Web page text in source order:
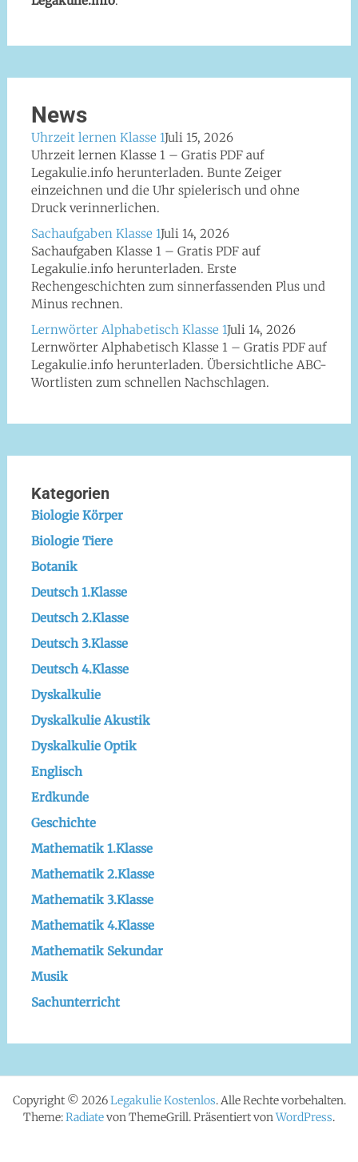
News
Uhrzeit lernen Klasse 1Juli 15, 2026
Uhrzeit lernen Klasse 1 – Gratis PDF auf
Legakulie.info herunterladen. Bunte Zeiger
einzeichnen und die Uhr spielerisch und ohne
Druck verinnerlichen.
Sachaufgaben Klasse 1Juli 14, 2026
Sachaufgaben Klasse 1 – Gratis PDF auf
Legakulie.info herunterladen. Erste
Rechengeschichten zum sinnerfassenden Plus und
Minus rechnen.
Lernwörter Alphabetisch Klasse 1Juli 14, 2026
Lernwörter Alphabetisch Klasse 1 – Gratis PDF auf
Legakulie.info herunterladen. Übersichtliche ABC-
Wortlisten zum schnellen Nachschlagen.
Kategorien
Biologie Körper
Biologie Tiere
Botanik
Deutsch 1.Klasse
Deutsch 2.Klasse
Deutsch 3.Klasse
Deutsch 4.Klasse
Dyskalkulie
Dyskalkulie Akustik
Dyskalkulie Optik
Englisch
Erdkunde
Geschichte
Mathematik 1.Klasse
Mathematik 2.Klasse
Mathematik 3.Klasse
Mathematik 4.Klasse
Mathematik Sekundar
Musik
Sachunterricht
Copyright © 2026Legakulie Kostenlos. Alle Rechte vorbehalten.
Theme:Radiatevon ThemeGrill. Präsentiert vonWordPress.